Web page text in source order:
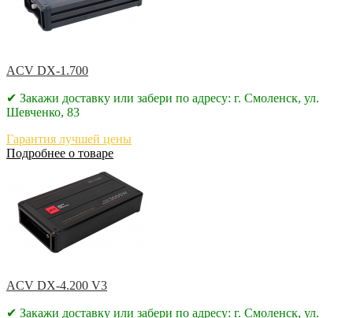
ACV DX-1.700
✔ Закажи доставку или забери по адресу: г. Смоленск, ул.
Шевченко, 83
Гарантия лучшей цены
Подробнее о товаре
ACV DX-4.200 V3
✔ Закажи доставку или забери по адресу: г. Смоленск, ул.